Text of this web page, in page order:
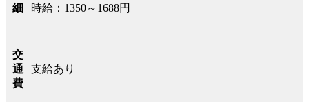
細
時給：1350～1688円
交
通
費
支給あり